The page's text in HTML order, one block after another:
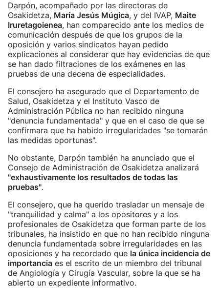
Darpón, acompañado por las directoras de
Osakidetza, María Jesús Múgica, y del IVAP, Maite
Iruretagoienea, han comparecido ante los medios de
comunicación después de que los grupos de la
oposición y varios sindicatos hayan pedido
explicaciones al considerar que hay evidencias de que
se han dado filtraciones de los exámenes en las
pruebas de una decena de especialidades.
El consejero ha asegurado que el Departamento de
Salud, Osakidetza y el Instituto Vasco de
Administración Pública no han recibido ninguna
"denuncia fundamentada" y que en el caso de que se
confirmara que ha habido irregularidades "se tomarán
las medidas oportunas".
No obstante, Darpón también ha anunciado que el
Consejo de Administración de Osakidetza analizará
"exhaustivamente los resultados de todas las
pruebas".
El consejero, que ha querido trasladar un mensaje de
"tranquilidad y calma" a los opositores y a los
profesionales de Osakidetza que forman parte de los
tribunales, ha insistido en que no han recibido ninguna
denuncia fundamentada sobre irregularidades en las
oposiciones y ha recordado que la única incidencia de
importancia es el escrito de un miembro del tribunal
de Angiología y Cirugía Vascular, sobre la que se ha
abierto un expediente informativo.